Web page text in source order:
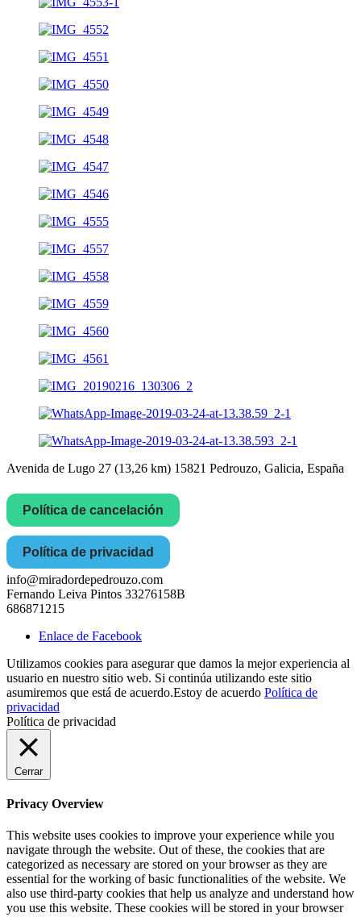
Avenida de Lugo 27 (13,26 km) 15821 Pedrouzo, Galicia, España
Política de cancelación
Política de privacidad
info@miradordepedrouzo.com
Fernando Leiva Pintos 33276158B
686871215
Enlace de Facebook
Utilizamos cookies para asegurar que damos la mejor experiencia al
usuario en nuestro sitio web. Si continúa utilizando este sitio
asumiremos que está de acuerdo.Estoy de acuerdo Política de
privacidad
Política de privacidad
Cerrar
Privacy Overview
This website uses cookies to improve your experience while you
navigate through the website. Out of these, the cookies that are
categorized as necessary are stored on your browser as they are
essential for the working of basic functionalities of the website. We
also use third-party cookies that help us analyze and understand how
you use this website. These cookies will be stored in your browser